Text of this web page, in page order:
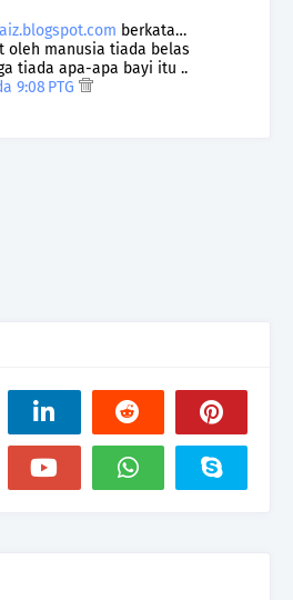
berkata…
oleh manusia tiada belas
tiada apa-apa bayi itu ..
9:08 PTG